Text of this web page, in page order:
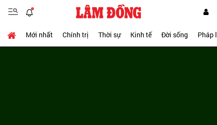
Mới nhất Chính trị Thời sự Kinh tế Đời sống Pháp